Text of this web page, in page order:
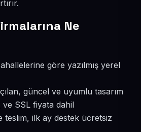
Ne
göre yazılmış yerel
güncel ve uyumlu tasarım
ve SSL fiyata dahil
teslim, ilk ay destek ücretsiz